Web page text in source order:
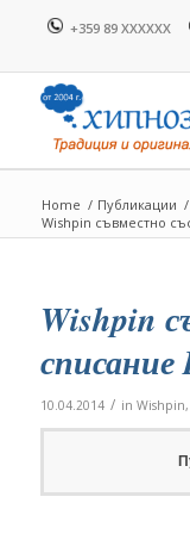
+359 89 XXXXXX
Home / Публикации /
Wishpin съвместно
Wishpin
10.04.2014 / in Wishpin,